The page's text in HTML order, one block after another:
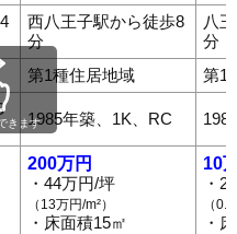
西八王子駅から徒歩8
分
八
分
第1種住居地域 第1
1985年築、1K、RC
200万円
・44万円/坪
（13万円/m²）
・床面積15㎡
10
・
（
・
きます